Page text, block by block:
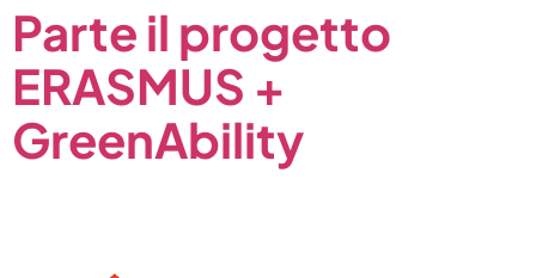
Parte il progetto
ERASMUS +
GreenAbility